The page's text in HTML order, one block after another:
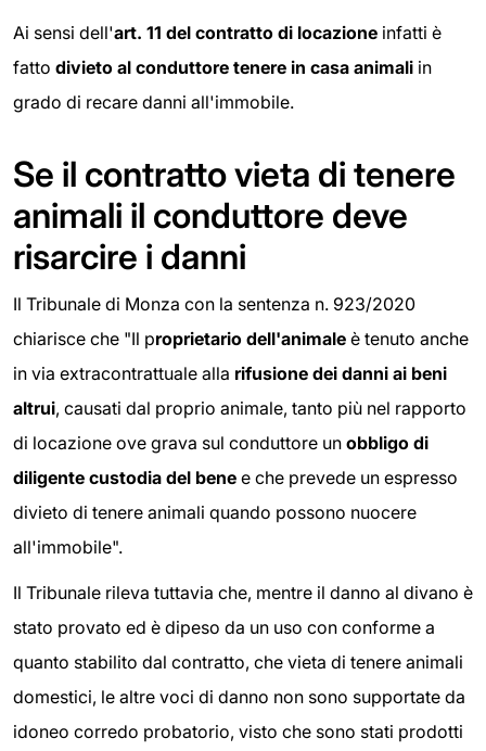
Ai sensi dell'art. 11 del contratto di locazione infatti è
fatto divieto al conduttore tenere in casa animali in
grado di recare danni all'immobile.
Se il contratto vieta di tenere
animali il conduttore deve
risarcire i danni
Il Tribunale di Monza con la sentenza n. 923/2020
chiarisce che "Il proprietario dell'animale è tenuto anche
in via extracontrattuale alla rifusione dei danni ai beni
altrui, causati dal proprio animale, tanto più nel rapporto
di locazione ove grava sul conduttore un obbligo di
diligente custodia del bene e che prevede un espresso
divieto di tenere animali quando possono nuocere
all'immobile".
Il Tribunale rileva tuttavia che, mentre il danno al divano è
stato provato ed è dipeso da un uso con conforme a
quanto stabilito dal contratto, che vieta di tenere animali
domestici, le altre voci di danno non sono supportate da
idoneo corredo probatorio, visto che sono stati prodotti